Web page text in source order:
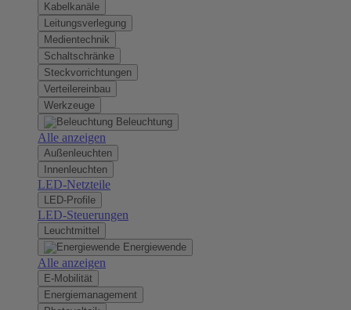
Kabelkanäle
Leitungsverlegung
Medientechnik
Schaltschränke
Steckvorrichtungen
Verteilereinbau
Werkzeuge
Beleuchtung
Alle anzeigen
Außenleuchten
Innenleuchten
LED-Netzteile
LED-Profile
LED-Steuerungen
Leuchtmittel
Energiewende
Alle anzeigen
E-Mobilität
Energiemanagement